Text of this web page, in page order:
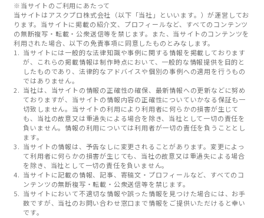
※当サイトのご利用にあたって
当サイトはアスクプロ株式会社（以下「当社」といいます。）が運営してお
ります。当サイトに掲載の紹介文、プロフィールなど、すべてのコンテンツ
の無断複写・転載・公衆送信等を禁じます。また、当サイトのコンテンツを
利用された場合、以下の免責事項に同意したものとみなします。
当サイトには一般的な法律知識や事例に関する情報を掲載しております
が、これらの掲載情報は制作時点において、一般的な情報提供を目的と
したものであり、法律的なアドバイスや個別の事例への適用を行うもの
ではありません。
当社は、当サイトの情報の正確性の確保、最新情報への更新などに努め
ておりますが、当サイトの情報内容の正確性についていかなる保証も一
切致しません。当サイトの利用により利用者に何らかの損害が生じて
も、当社の故意又は重過失による場合を除き、当社として一切の責任を
負いません。情報の利用については利用者が一切の責任を負うこととし
ます。
当サイトの情報は、予告なしに変更されることがあります。変更によっ
て利用者に何らかの損害が生じても、当社の故意又は重過失による場合
を除き、当社として一切の責任を負いません。
当サイトに記載の情報、記事、寄稿文・プロフィールなど、すべてのコ
ンテンツの無断複写・転載・公衆送信等を禁じます。
当サイトにおいて不適切な情報や誤った情報を見つけた場合には、お手
数ですが、当社のお問い合わせ窓口まで情報をご提供いただけると幸い
です。